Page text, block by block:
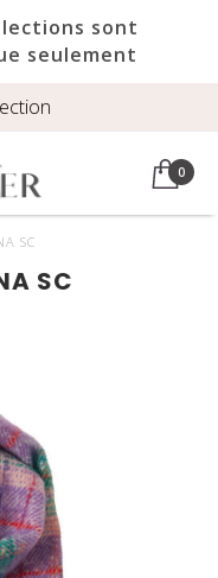
sont
seulement
0
SC
SC